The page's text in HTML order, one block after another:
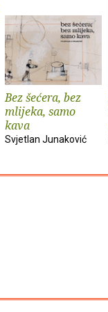
Bez šećera, bez
mlijeka, samo
kava
Svjetlan Junaković